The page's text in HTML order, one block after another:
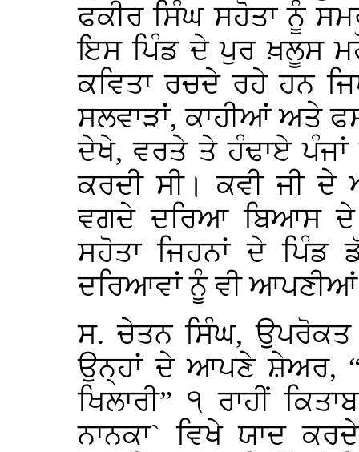
ਫਕੀਰ ਸਿੰਘ ਸਹੋਤਾ ਨੂੰ
ਇਸ ਪਿੰਡ ਦੇ ਪੁਰ ਖ਼ਲੂਸ
ਕਵਿਤਾ ਰਚਦੇ ਰਹੇ ਹਨ
ਸਲਵਾੜਾਂ, ਕਾਹੀਆਂ ਅਤੇ
ਦੇਖੇ, ਵਰਤੇ ਤੇ ਹੰਢਾਏ
ਕਰਦੀ ਸੀ। ਕਵੀ ਜੀ
ਵਗਦੇ ਦਰਿਆ ਬਿਆਸ ਦੇ
ਸਹੋਤਾ ਜਿਹਨਾਂ ਦੇ
ਦਰਿਆਵਾਂ ਨੂੰ ਵੀ ਆਪਣੀਆਂ
ਸ. ਚੇਤਨ ਸਿੰਘ,
ਉਨ੍ਹਾਂ ਦੇ ਆਪਣੇ ਸ਼ੇਅਰ,
ਖਿਲਾਰੀ” ੧ ਰਾਹੀਂ
ਨਾਨਕਾ` ਵਿਖੇ ਯਾਦ